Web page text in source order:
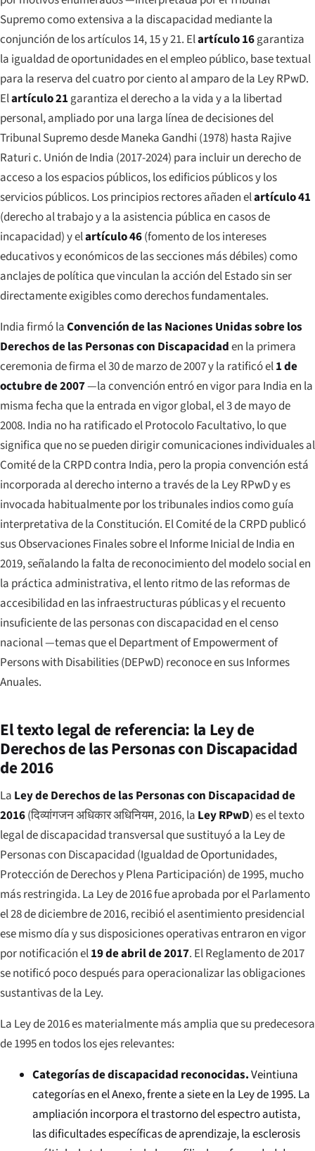
Supremo como extensiva a la discapacidad mediante la
conjunción de los artículos 14, 15 y 21. Elartículo 16garantiza
la igualdad de oportunidades en el empleo público, base textual
para la reserva del cuatro por ciento al amparo de la Ley RPwD.
Elartículo 21garantiza el derecho a la vida y a la libertad
personal, ampliado por una larga línea de decisiones del
Tribunal Supremo desdeManeka Gandhi (1978) hasta Rajive
Raturi c. Unión de India (2017-2024) para incluir un derecho de
acceso a los espacios públicos, los edificios públicos y los
servicios públicos. Los principios rectores añaden elartículo 41
(derecho al trabajo y a la asistencia pública en casos de
incapacidad) y elartículo 46(fomento de los intereses
educativos y económicos de las secciones más débiles) como
anclajes de política que vinculan la acción del Estado sin ser
directamente exigibles como derechos fundamentales.
India firmó laConvención de las Naciones Unidas sobre los
Derechos de las Personas con Discapacidaden la primera
ceremonia de firma el 30 de marzo de 2007 y la ratificó el1 de
octubre de 2007—la convención entró en vigor para India en la
misma fecha que la entrada en vigor global, el 3 de mayo de
2008. India no ha ratificado el Protocolo Facultativo, lo que
significa que no se pueden dirigir comunicaciones individuales al
Comité de la CRPD contra India, pero la propia convención está
incorporada al derecho interno a través de la Ley RPwD y es
invocada habitualmente por los tribunales indios como guía
interpretativa de la Constitución. El Comité de la CRPD publicó
sus Observaciones Finales sobre el Informe Inicial de India en
2019, señalando la falta de reconocimiento del modelo social en
la práctica administrativa, el lento ritmo de las reformas de
accesibilidad en las infraestructuras públicas y el recuento
insuficiente de las personas con discapacidad en el censo
nacional —temas que el Department of Empowerment of
Persons with Disabilities (DEPwD) reconoce en sus Informes
Anuales.
El texto legal de referencia: la Ley de
Derechos de las Personas con Discapacidad
de 2016
La Ley de Derechos de las Personas con Discapacidad de
2016(दिव्यांगजन अधिकार अधिनियम, 2016, la Ley RPwD) es el texto
legal de discapacidad transversal que sustituyó a la Ley de
Personas con Discapacidad (Igualdad de Oportunidades,
Protección de Derechos y Plena Participación) de 1995, mucho
más restringida. La Ley de 2016 fue aprobada por el Parlamento
el 28 de diciembre de 2016, recibió el asentimiento presidencial
ese mismo día y sus disposiciones operativas entraron en vigor
por notificación el19 de abril de 2017. El Reglamento de 2017
se notificó poco después para operacionalizar las obligaciones
sustantivas de la Ley.
La Ley de 2016 es materialmente más amplia que su predecesora
de 1995 en todos los ejes relevantes:
Categorías de discapacidad reconocidas.Veintiuna
categorías en el Anexo, frente a siete en la Ley de 1995. La
ampliación incorpora el trastorno del espectro autista,
las dificultades específicas de aprendizaje, la esclerosis